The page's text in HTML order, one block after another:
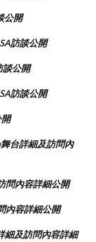
公開
訪談公開
談公開
訪談公開
台詳細及訪問內
問內容詳細公開
內容詳細公開
細及訪問內容詳細